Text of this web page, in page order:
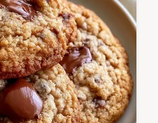
maïzena. Voici
communes pour